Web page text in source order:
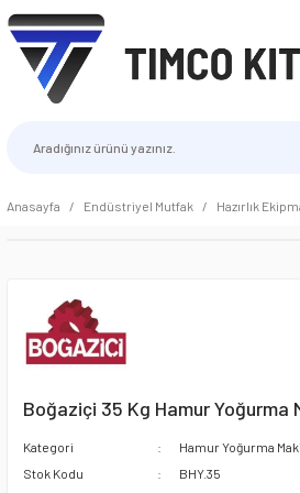
Anasayfa Endüstriyel Mutfak Hazırlık
Boğaziçi 35 Kg Hamur Yoğurma
Kategori
Hamur Yoğurma
Stok Kodu
BHY.35